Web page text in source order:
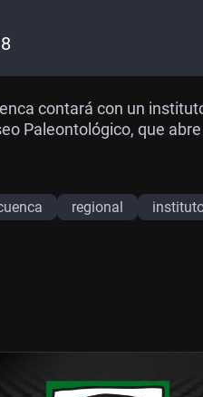
contará con un
Paleontológico, que
regional